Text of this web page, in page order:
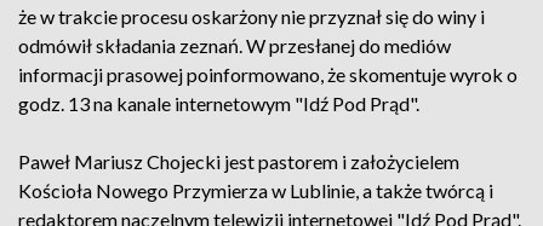
że w trakcie procesu oskarżony nie przyznał się do winy i
odmówił składania zeznań. W przesłanej do mediów
informacji prasowej poinformowano, że skomentuje wyrok o
godz. 13 na kanale internetowym "Idź Pod Prąd".
Paweł Mariusz Chojecki jest pastorem i założycielem
Kościoła Nowego Przymierza w Lublinie, a także twórcą i
redaktorem naczelnym telewizji internetowej "Idź Pod Prąd".